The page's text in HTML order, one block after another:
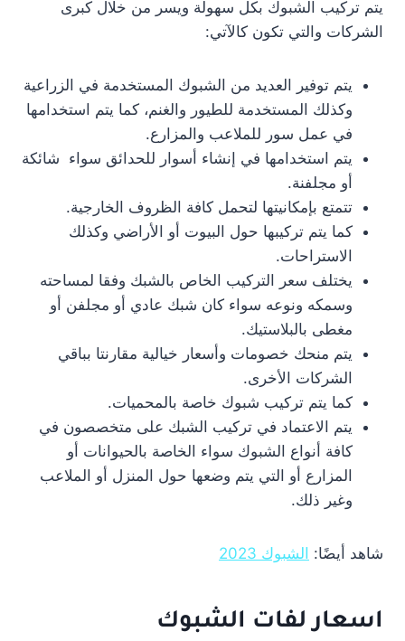
يتم تركيب الشبوك بكل سهولة ويسر من خلال كبرى
الشركات والتي تكون كالآتي:
يتم توفير العديد من الشبوك المستخدمة في الزراعية
وكذلك المستخدمة للطيور والغنم، كما يتم استخدامها
في عمل سور للملاعب والمزارع.
يتم استخدامها في إنشاء أسوار للحدائق سواء شائكة
أو مجلفنة.
تتمتع بإمكانيتها لتحمل كافة الظروف الخارجية.
كما يتم تركيبها حول البيوت أو الأراضي وكذلك
الاستراحات.
يختلف سعر التركيب الخاص بالشبك وفقا لمساحته
وسمكه ونوعه سواء كان شبك عادي أو مجلفن أو
مغطى بالبلاستيك.
يتم منحك خصومات وأسعار خيالية مقارنتا بباقي
الشركات الأخرى.
كما يتم تركيب شبوك خاصة بالمحميات.
يتم الاعتماد في تركيب الشبك على متخصصون في
كافة أنواع الشبوك سواء الخاصة بالحيوانات أو
المزارع أو التي يتم وضعها حول المنزل أو الملاعب
وغير ذلك.
شاهد أيضًا: الشبوك 2023
اسعار لفات الشبوك